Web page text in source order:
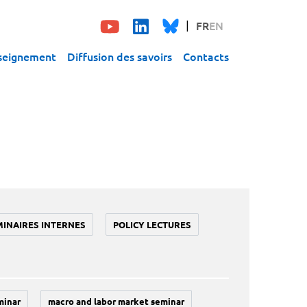
FREN
Diffusion des savoirs Contacts
INTERNES POLICY LECTURES
macro and labor market seminar